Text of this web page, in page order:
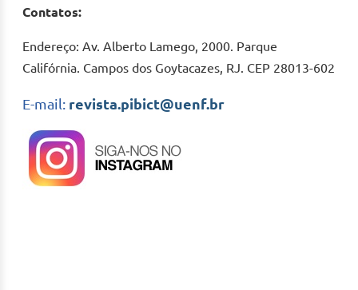
Contatos:
Endereço: Av. Alberto Lamego, 2000. Parque
Califórnia. Campos dos Goytacazes, RJ. CEP 28013-602
E-mail: revista.pibict@uenf.br